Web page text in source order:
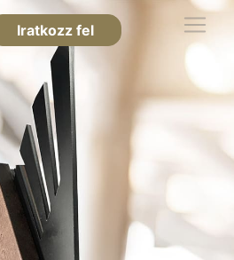
Iratkozz fel